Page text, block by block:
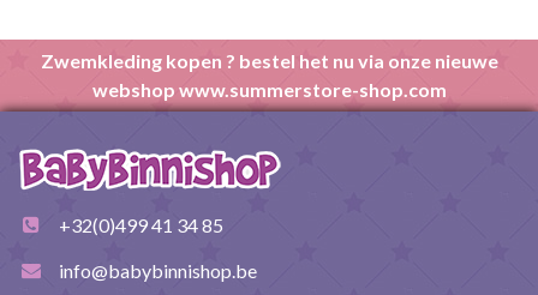
Zwemkleding kopen ? bestel het nu via onze nieuwe
webshop www.summerstore-shop.com
+32(0)499 41 34 85
info@babybinnishop.be